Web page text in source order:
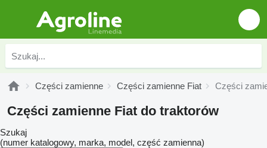
Części zamienne Części zamienne Fiat Części
Części zamienne Fiat do traktorów
Szukaj
(numer katalogowy, marka, model, część zamienna)